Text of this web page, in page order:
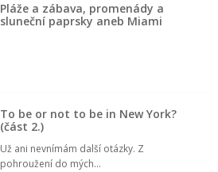
Pláže a zábava, promenády a
sluneční paprsky aneb Miami
To be or not to be in New York?
(část 2.)
Už ani nevnímám další otázky. Z
pohroužení do mých...